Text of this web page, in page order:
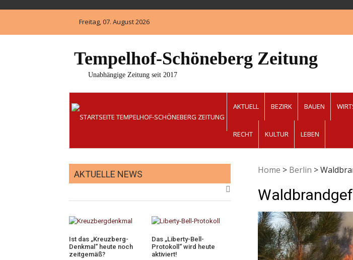
Freitag, 07. August 2026
Tempelhof-Schöneberg Zeitung
Unabhängige Zeitung seit 2017
AKTUELL BEZIRK BAUEN
RECHT KULTUR LEBEN
Home > Berlin >
AKTUELLE NEWS
Ist das „Kreuzberg-
Denkmal“ heute noch
zeitgemäß?
Das „Liberty-Bell-
Protokoll“ wird heute
aktiviert!